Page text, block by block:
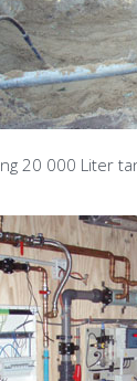
20 000 Liter